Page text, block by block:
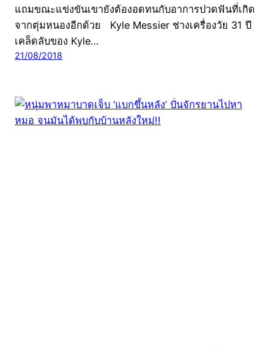
แถมขณะแข่งขันเขายังต้องอดทนกับอาการปวดฟันที่เกิด
จากตุ่มหนองอีกด้วย Kyle Messier ช่างเครื่องวัย 31 ปี
เคล็ดลับของ Kyle…
21/08/2018